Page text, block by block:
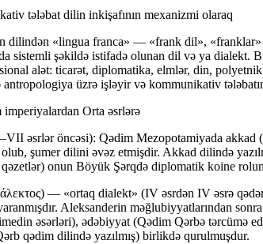
tələbat dilin inkişafının mexanizmi olaraq
dilindən «lingua franca» — «frank dil»,
sistemli şəkildə istifadə olunan dil və ya dialekt.
alət: ticarət, diplomatika, elmlər, din,
üzrə işləyir və kommunikativ
Orta əsrlərə
əsrlər öncəsi): Qədim Mezopotamiyada akkad
şumer dilini əvəz etmişdir. Akkad dilində
qəzetlər) onun Böyük Şərqdə diplomatik koine
— «ortaq dialekt» (IV əsrdən IV əsrə
Aleksanderin məğlubiyyatlarından
əsərləri), ədəbiyyat (Qədim Qərbə tərcümə
qədim dilində yazılmış) birlikdə qurulmuşdur.